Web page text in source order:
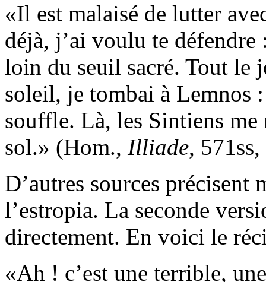
Il est malaisé de lutter
déjà, j’ai voulu te
loin du seuil sacré. Tout le
soleil, je tombai à Lemnos
souffle. Là, les Sintiens
sol.
(Hom., Illiade,
D’autres sources précisent
l’estropia. La seconde
directement. En voici le
Ah ! c’est une terrible,